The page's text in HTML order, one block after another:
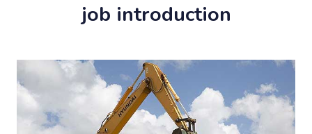
job introduction